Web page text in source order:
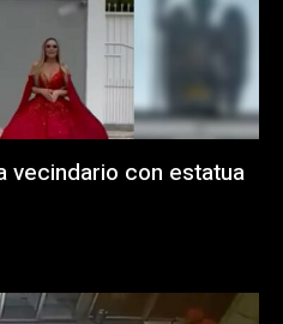
vecindario con estatua